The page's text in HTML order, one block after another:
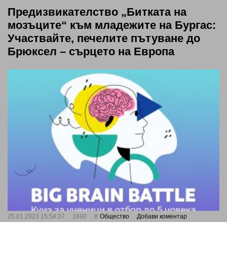
Предизвикателство „Битката на
мозъците“ към младежите на Бургас:
Участвайте, печелите пътуване до
Брюксел – сърцето на Европа
25.01.2023 15:54:37 1690 Общество Добави коментар